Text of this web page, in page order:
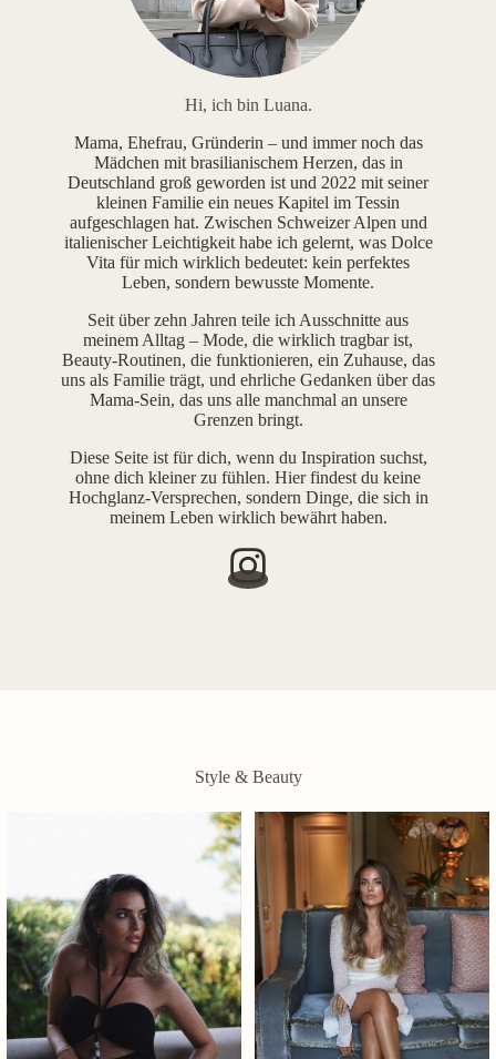
Hi, ich bin Luana.
Mama, Ehefrau, Gründerin – und immer noch das
Mädchen mit brasilianischem Herzen, das in
Deutschland groß geworden ist und 2022 mit seiner
kleinen Familie ein neues Kapitel im Tessin
aufgeschlagen hat. Zwischen Schweizer Alpen und
italienischer Leichtigkeit habe ich gelernt, was Dolce
Vita für mich wirklich bedeutet: kein perfektes
Leben, sondern bewusste Momente.
Seit über zehn Jahren teile ich Ausschnitte aus
meinem Alltag – Mode, die wirklich tragbar ist,
Beauty-Routinen, die funktionieren, ein Zuhause, das
uns als Familie trägt, und ehrliche Gedanken über das
Mama-Sein, das uns alle manchmal an unsere
Grenzen bringt.
Diese Seite ist für dich, wenn du Inspiration suchst,
ohne dich kleiner zu fühlen. Hier findest du keine
Hochglanz-Versprechen, sondern Dinge, die sich in
meinem Leben wirklich bewährt haben.
Style & Beauty